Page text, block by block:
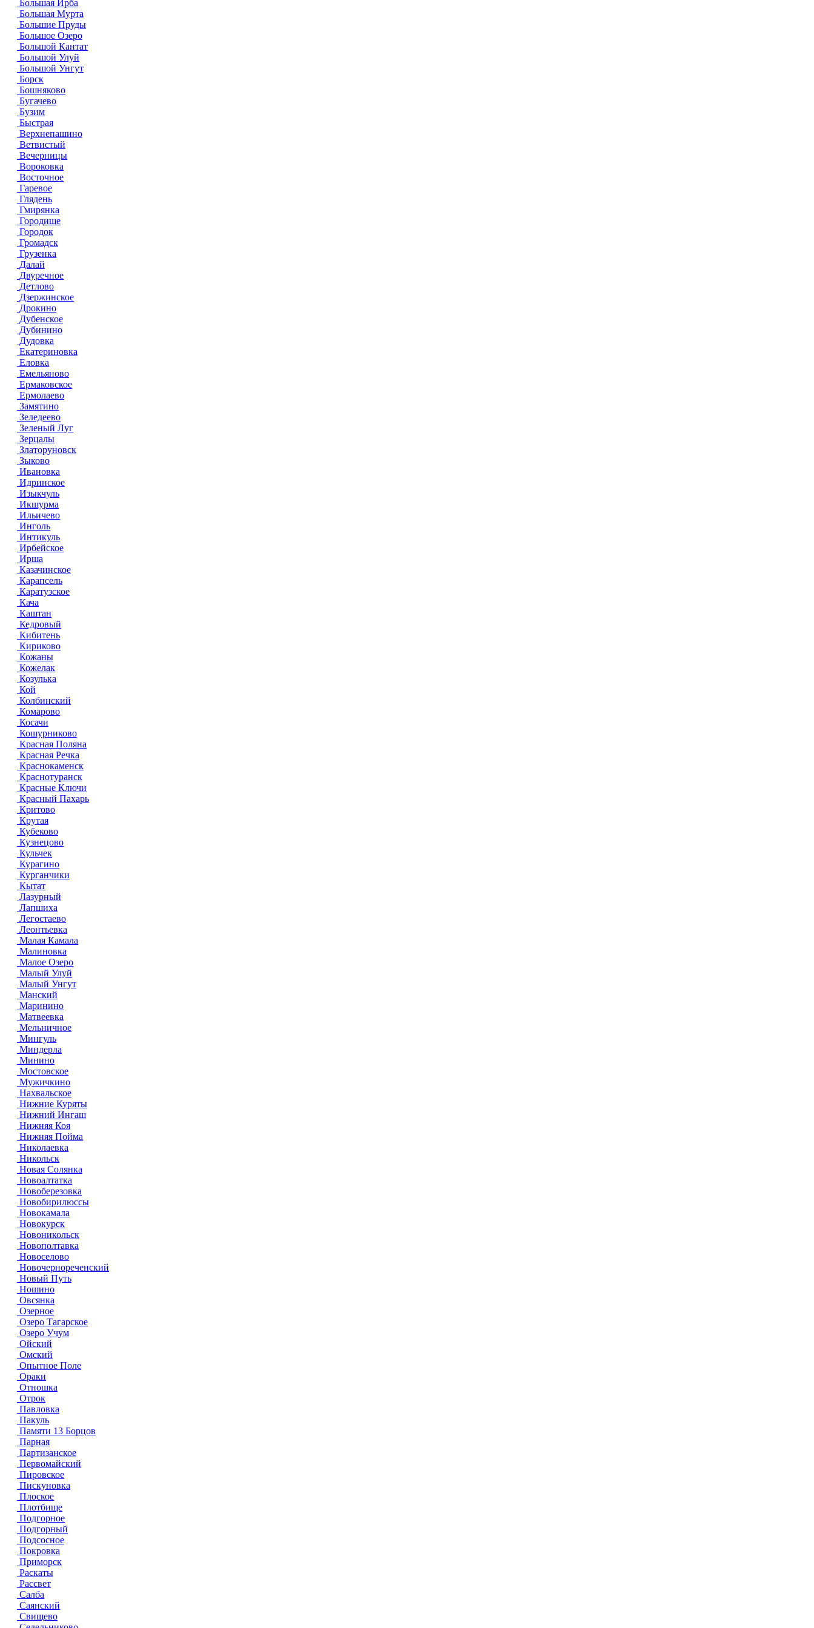
Большая Ирба
Большая Мурта
Большие Пруды
Большое Озеро
Большой Кантат
Большой Улуй
Большой Унгут
Борск
Бошняково
Бугачево
Бузим
Быстрая
Верхнепашино
Ветвистый
Вечерницы
Вороковка
Восточное
Гаревое
Глядень
Гмирянка
Городище
Городок
Громадск
Грузенка
Далай
Двуречное
Детлово
Дзержинское
Дрокино
Дубенское
Дубинино
Дудовка
Екатериновка
Еловка
Емельяново
Ермаковское
Ермолаево
Замятино
Зеледеево
Зеленый Луг
Зерцалы
Златоруновск
Зыково
Ивановка
Идринское
Изыкчуль
Икшурма
Ильичево
Инголь
Интикуль
Ирбейское
Ирша
Казачинское
Карапсель
Каратузское
Кача
Каштан
Кедровый
Кибитень
Кириково
Кожаны
Кожелак
Козулька
Кой
Колбинский
Комарово
Косачи
Кошурниково
Красная Поляна
Красная Речка
Краснокаменск
Краснотуранск
Красные Ключи
Красный Пахарь
Критово
Крутая
Кубеково
Кузнецово
Кульчек
Курагино
Курганчики
Кытат
Лазурный
Лапшиха
Легостаево
Леонтьевка
Малая Камала
Малиновка
Малое Озеро
Малый Улуй
Малый Унгут
Манский
Маринино
Матвеевка
Мельничное
Мингуль
Миндерла
Минино
Мостовское
Мужичкино
Нахвальское
Нижние Куряты
Нижний Ингаш
Нижняя Коя
Нижняя Пойма
Николаевка
Никольск
Новая Солянка
Новоалтатка
Новоберезовка
Новобирилюссы
Новокамала
Новокурск
Новоникольск
Новополтавка
Новоселово
Новочернореченский
Новый Путь
Ношино
Овсянка
Озерное
Озеро Тагарское
Озеро Учум
Ойский
Омский
Опытное Поле
Ораки
Отношка
Отрок
Павловка
Пакуль
Памяти 13 Борцов
Парная
Партизанское
Первомайский
Пировское
Пискуновка
Плоское
Плотбище
Подгорное
Подгорный
Подсосное
Покровка
Приморск
Раскаты
Рассвет
Салба
Саянский
Свищево